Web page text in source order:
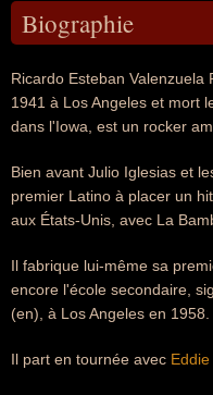
Biographie
Ricardo Esteban Valenzuela
1941 à Los Angeles et mort
dans l'Iowa, est un rocker
Bien avant Julio Iglesias et
premier Latino à placer un
aux États-Unis, avec La
Il fabrique lui-même sa
encore l'école secondaire,
(en), à Los Angeles en 1958.
Il part en tournée avec